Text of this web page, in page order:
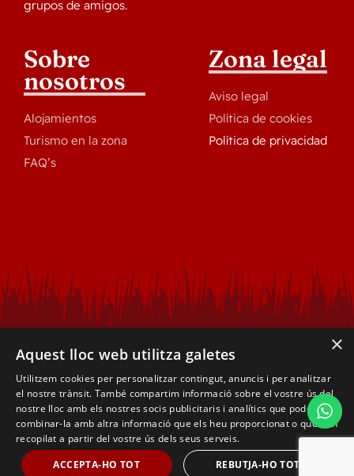
grupos de amigos.
Sobre
nosotros
Alojamientos
Turismo en la zona
FAQ’s
Zona legal
Aviso legal
Política de cookies
Política de privacidad
© 2026 | Todos los derechos reservados - Creado con
CompsaOnline
×
Aquest lloc web utilitza galetes
Utilitzem cookies per personalitzar contingut, anuncis i per analitzar
el nostre trànsit. També compartim informació sobre el vostre ús del
nostre lloc amb els nostres socis publicitaris i analítics que poden
combinar-la amb altra informació que els heu proporcionat o que han
recopilat a partir del vostre ús dels seus serveis.
ACCEPTA-HO TOT
REBUTJA-HO TOT